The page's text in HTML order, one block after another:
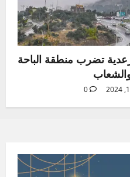
تضرب منطقة الباحة
0